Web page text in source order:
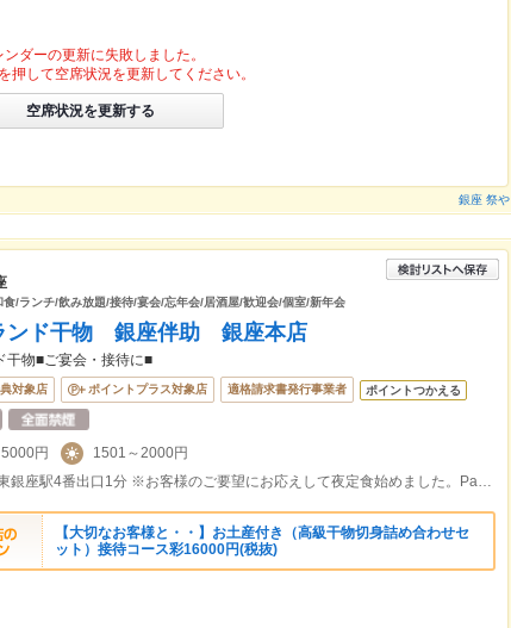
ンダーの更新に失敗しました。
押して空席状況を更新してください。
空席状況を更新する
銀座 祭や
/ランチ/飲み放題/接待/宴会/忘年会/居酒屋/歓迎会/個室/新年会
ンド干物 銀座伴助 銀座本店
干物■ご宴会・接待に■
対象店 ポイントプラス対象店 適格請求書発行事業者 ポイントつかえる
円
1501～2000円
銀座線東銀座駅4番出口1分 ※お客様のご要望にお応えして夜定食始めました。PayPay(スマホ決済)使えます!
【大切なお客様と・・】お土産付き（高級干物切身詰め合わせセ
ット）接待コース彩16000円(税抜)